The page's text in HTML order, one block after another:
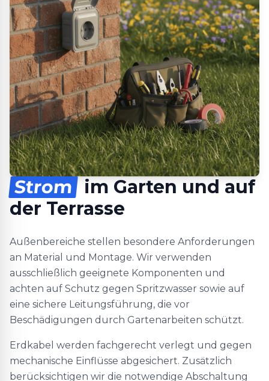
Strom
im Garten und auf
der Terrasse
Außenbereiche stellen besondere Anforderungen
an Material und Montage. Wir verwenden
ausschließlich geeignete Komponenten und
achten auf Schutz gegen Spritzwasser sowie auf
eine sichere Leitungsführung, die vor
Beschädigungen durch Gartenarbeiten schützt.
Erdkabel werden fachgerecht verlegt und gegen
mechanische Einflüsse abgesichert. Zusätzlich
berücksichtigen wir die notwendige Abschaltung